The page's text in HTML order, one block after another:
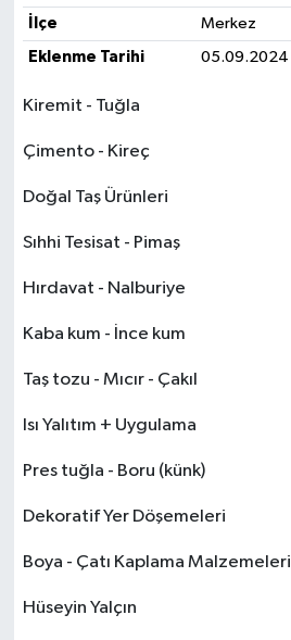
İlçe Merkez
Eklenme Tarihi 05.09.2024
Kiremit - Tuğla
Çimento - Kireç
Doğal Taş Ürünleri
Sıhhi Tesisat - Pimaş
Hırdavat - Nalburiye
Kaba kum - İnce kum
Taş tozu - Mıcır - Çakıl
Isı Yalıtım + Uygulama
Pres tuğla - Boru (künk)
Dekoratif Yer Döşemeleri
Boya - Çatı Kaplama Malzemeleri
Hüseyin Yalçın